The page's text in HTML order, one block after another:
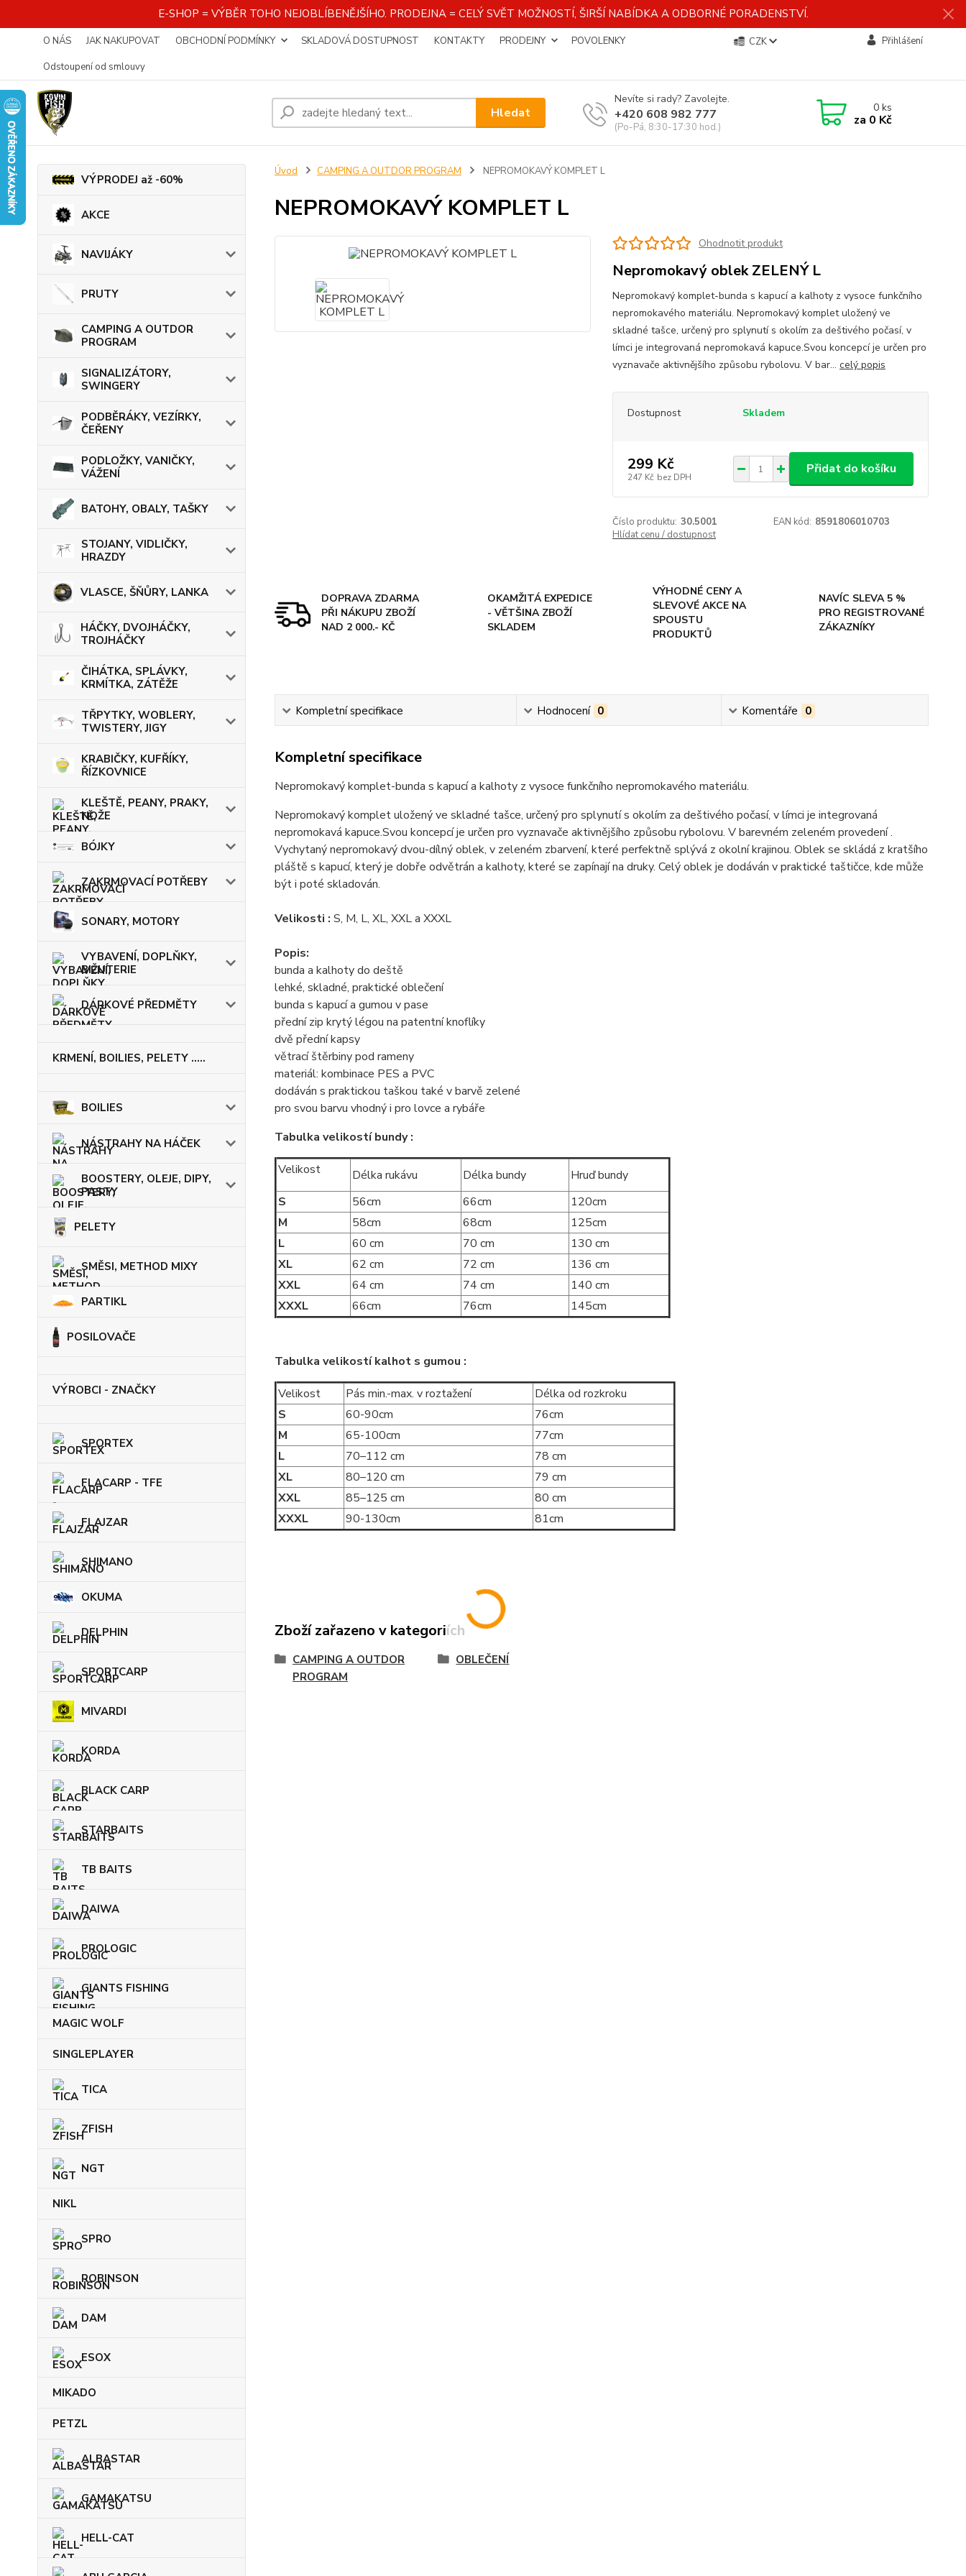
E-SHOP = VÝBĚR TOHO NEJOBLÍBENĚJŠÍHO. PRODEJNA = CELÝ SVĚT MOŽNOSTÍ, ŠIRŠÍ NABÍDKA A ODBORNÉ PORADENSTVÍ.
O NÁS JAK NAKUPOVAT OBCHODNÍ PODMÍNKY SKLADOVÁ DOSTUPNOST KONTAKTY PRODEJNY
POVOLENKY
Odstoupení od smlouvy
CZK Přihlášení
Hledat
Nevíte si rady? Zavolejte.
+420 608 982 777
(Po-Pá, 8:30-17:30 hod.)
0ks
za 0 Kč
VÝPRODEJ až -60%
AKCE
NAVIJÁKY
PRUTY
CAMPING A OUTDOR
PROGRAM
SIGNALIZÁTORY,
SWINGERY
PODBĚRÁKY, VEZÍRKY,
ČEŘENY
PODLOŽKY, VANIČKY,
VÁŽENÍ
BATOHY, OBALY, TAŠKY
STOJANY, VIDLIČKY,
HRAZDY
VLASCE, ŠŇŮRY, LANKA
HÁČKY, DVOJHÁČKY,
TROJHÁČKY
ČIHÁTKA, SPLÁVKY,
KRMÍTKA, ZÁTĚŽE
TŘPYTKY, WOBLERY,
TWISTERY, JIGY
KRABIČKY, KUFŘÍKY,
ŘÍZKOVNICE
KLEŠTĚ, PEANY, PRAKY,
NOŽE
BÓJKY
ZAKRMOVACÍ POTŘEBY
SONARY, MOTORY
VYBAVENÍ, DOPLŇKY,
BIŽUTERIE
DÁRKOVÉ PŘEDMĚTY
KRMENÍ, BOILIES, PELETY .....
BOILIES
NÁSTRAHY NA HÁČEK
BOOSTERY, OLEJE, DIPY,
PASTY
PELETY
SMĚSI, METHOD MIXY
PARTIKL
POSILOVAČE
VÝROBCI - ZNAČKY
SPORTEX
FLACARP - TFE
FLAJZAR
SHIMANO
OKUMA
DELPHIN
SPORTCARP
MIVARDI
KORDA
BLACK CARP
STARBAITS
TB BAITS
DAIWA
PROLOGIC
GIANTS FISHING
MAGIC WOLF
SINGLEPLAYER
TICA
ZFISH
NGT
NIKL
SPRO
ROBINSON
DAM
ESOX
MIKADO
PETZL
ALBASTAR
GAMAKATSU
HELL-CAT
Úvod CAMPING A OUTDOR PROGRAM NEPROMOKAVÝ KOMPLET L
NEPROMOKAVÝ KOMPLET L
Ohodnotit produkt
Nepromokavý oblek ZELENÝ L
Nepromokavý komplet-bunda s kapucí a kalhoty z vysoce funkčního
nepromokavého materiálu. Nepromokavý komplet uložený ve
skladné tašce, určený pro splynutí s okolím za deštivého počasí, v
límci je integrovaná nepromokavá kapuce.Svou koncepcí je určen pro
vyznavače aktivnějšího způsobu rybolovu. V bar... celý popis
Dostupnost Skladem
299 Kč
247 Kč bez DPH
Přidat do košíku
Číslo produktu: 30.5001 EAN kód: 8591806010703
Hlídat cenu / dostupnost
DOPRAVA ZDARMA
PŘI NÁKUPU ZBOŽÍ
NAD 2 000.- KČ
OKAMŽITÁ EXPEDICE
- VĚTŠINA ZBOŽÍ
SKLADEM
VÝHODNÉ CENY A
SLEVOVÉ AKCE NA
SPOUSTU
PRODUKTŮ
NAVÍC SLEVA 5 %
PRO REGISTROVANÉ
ZÁKAZNÍKY
Kompletní specifikace Hodnocení 0 Komentáře 0
Kompletní specifikace
Nepromokavý komplet-bunda s kapucí a kalhoty z vysoce funkčního nepromokavého materiálu.
Nepromokavý komplet uložený ve skladné tašce, určený pro splynutí s okolím za deštivého počasí, v límci je integrovaná
nepromokavá kapuce.Svou koncepcí je určen pro vyznavače aktivnějšího způsobu rybolovu. V barevném zeleném provedení .
Vychytaný nepromokavý dvou-dílný oblek, v zeleném zbarvení, které perfektně splývá z okolní krajinou. Oblek se skládá z kratšího
pláště s kapucí, který je dobře odvětrán a kalhoty, které se zapínají na druky. Celý oblek je dodáván v praktické taštičce, kde může
být i poté skladován.
Velikosti : S, M, L, XL, XXL a XXXL
Popis:
bunda a kalhoty do deště
lehké, skladné, praktické oblečení
bunda s kapucí a gumou v pase
přední zip krytý légou na patentní knoflíky
dvě přední kapsy
větrací štěrbiny pod rameny
materiál: kombinace PES a PVC
dodáván s praktickou taškou také v barvě zelené
pro svou barvu vhodný i pro lovce a rybáře
Tabulka velikostí bundy :
Velikost Délka rukávu Délka bundy
Hruď bundy
S
56cm 66cm
120cm
M
58cm 68cm
125cm
L
60 cm 70 cm
130 cm
XL
62 cm 72 cm
136 cm
XXL
64 cm 74 cm
140 cm
XXXL
66cm 76cm 145cm
Tabulka velikostí kalhot s gumou :
Velikost Pás min.-max. v roztažení
Délka od rozkroku
S
60-90cm
76cm
M
65-100cm
77cm
L
70–112 cm
78 cm
XL
80–120 cm
79 cm
XXL
85–125 cm
80 cm
XXXL
90-130cm 81cm
Zboží zařazeno v kategoriích
CAMPING A OUTDOR
PROGRAM
OBLEČENÍ